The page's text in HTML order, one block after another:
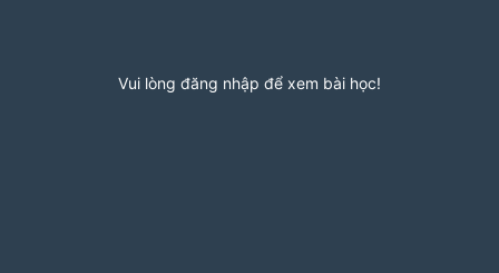
Vui lòng đăng nhập để xem bài học!